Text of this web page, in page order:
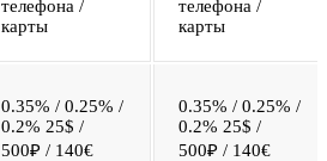
телефона /
карты
телефона /
карты
0.35% / 0.25% /
0.2% 25$ /
500₽ / 140€
0.35% / 0.25% /
0.2% 25$ /
500₽ / 140€